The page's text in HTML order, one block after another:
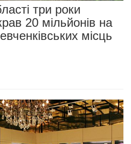
три роки
20 мільйонів на
місць